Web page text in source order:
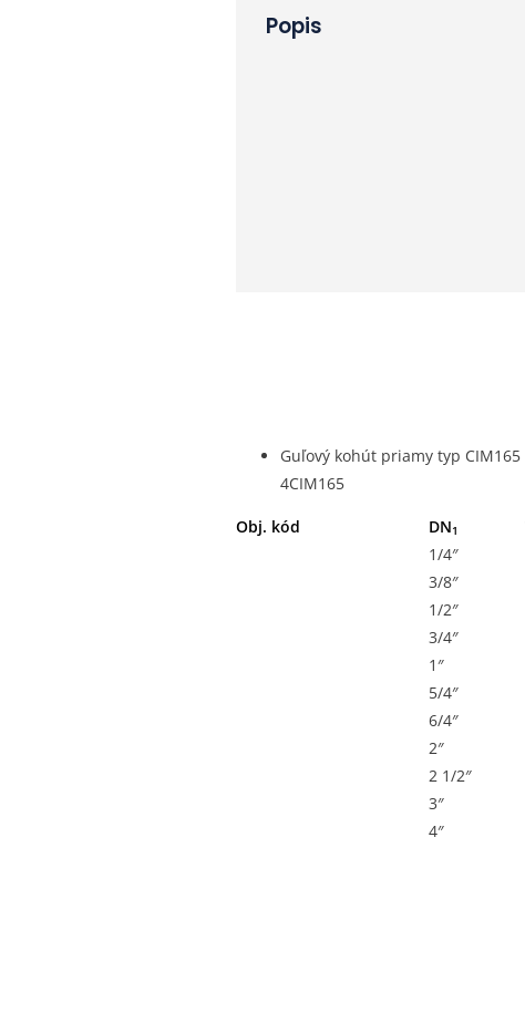
Popis
Guľový kohút priamy typ
4CIM165
Obj. kód DN1
1/4″
3/8″
1/2″
3/4″
1″
5/4″
6/4″
2″
2 1/2″
3″
4″